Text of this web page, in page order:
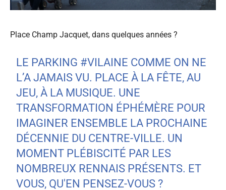
Place Champ Jacquet, dans quelques années ?
LE PARKING #VILAINE COMME ON NE
L’A JAMAIS VU. PLACE À LA FÊTE, AU
JEU, À LA MUSIQUE. UNE
TRANSFORMATION ÉPHÉMÈRE POUR
IMAGINER ENSEMBLE LA PROCHAINE
DÉCENNIE DU CENTRE-VILLE. UN
MOMENT PLÉBISCITÉ PAR LES
NOMBREUX RENNAIS PRÉSENTS. ET
VOUS, QU'EN PENSEZ-VOUS ?